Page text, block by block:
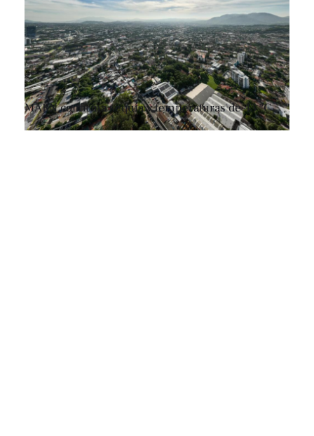
MARN confirma sequía y temperaturas de 43 °C